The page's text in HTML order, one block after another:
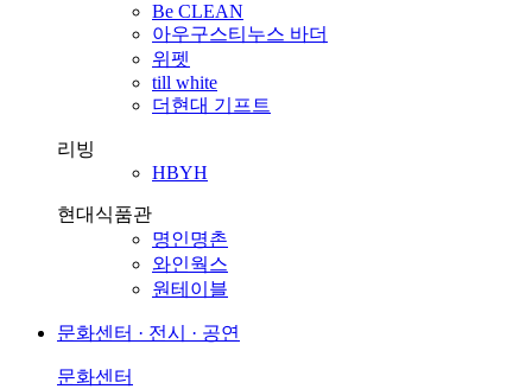
Be CLEAN
아우구스티누스 바더
위펫
till white
더현대 기프트
리빙
HBYH
현대식품관
명인명촌
와인웍스
원테이블
문화센터 · 전시 · 공연
문화센터